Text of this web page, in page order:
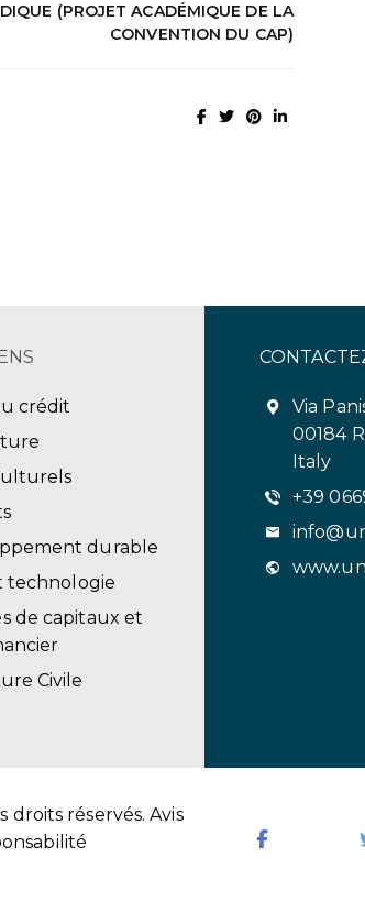
(PROJET ACADÉMIQUE DE LA
CONVENTION DU CAP)
crédit
durable
technologie
de capitaux et
Civile
Via
00184
Italy
+39
droits réservés.Avis